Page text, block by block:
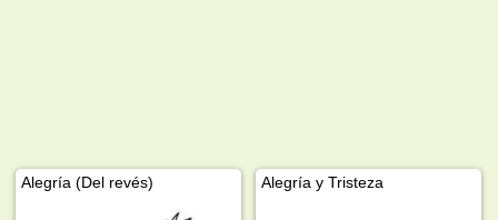
Alegría (Del revés) Alegría y Tristeza